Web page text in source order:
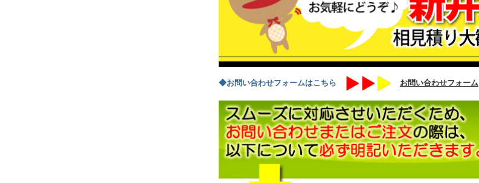
◆お問い合わせフォームはこちら お問い合わせフォーム